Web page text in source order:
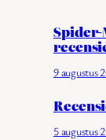
Spider-
9 augustus
5 augustus